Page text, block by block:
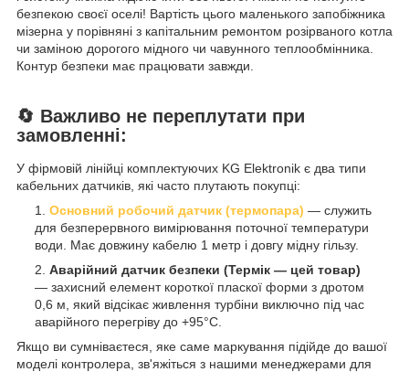
безпекою своєї оселі! Вартість цього маленького запобіжника
мізерна у порівняні з капітальним ремонтом розірваного котла
чи заміною дорогого мідного чи чавунного теплообмінника.
Контур безпеки має працювати завжди.
🔄 Важливо не переплутати при
замовленні:
У фірмовій лінійці комплектуючих KG Elektronik є два типи
кабельних датчиків, які часто плутають покупці:
Основний робочий датчик (термопара) — служить
для безперервного вимірювання поточної температури
води. Має довжину кабелю 1 метр і довгу мідну гільзу.
Аварійний датчик безпеки (Термік — цей товар)
— захисний елемент короткої пласкої форми з дротом
0,6 м, який відсікає живлення турбіни виключно під час
аварійного перегріву до +95°C.
Якщо ви сумніваєтеся, яке саме маркування підійде до вашої
моделі контролера, зв'яжіться з нашими менеджерами для